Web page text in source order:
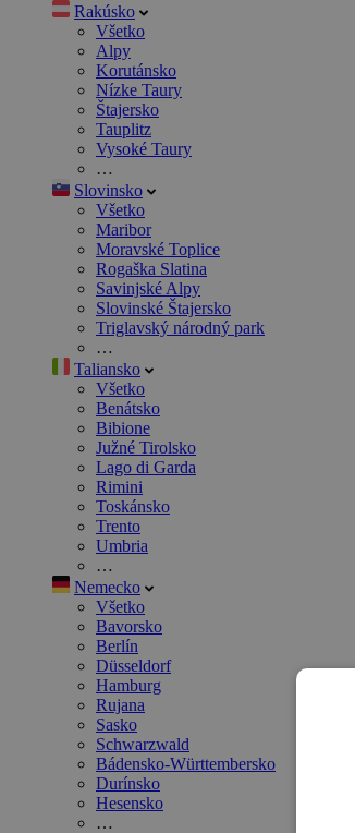
Rakúsko
Všetko
Alpy
Korutánsko
Nízke Taury
Štajersko
Tauplitz
Vysoké Taury
…
Slovinsko
Všetko
Maribor
Moravské Toplice
Rogaška Slatina
Savinjské Alpy
Slovinské Štajersko
Triglavský národný park
…
Taliansko
Všetko
Benátsko
Bibione
Južné Tirolsko
Lago di Garda
Rimini
Toskánsko
Trento
Umbria
…
Nemecko
Všetko
Bavorsko
Berlín
Düsseldorf
Hamburg
Rujana
Sasko
Schwarzwald
Bádensko-Württembersko
Durínsko
Hesensko
…